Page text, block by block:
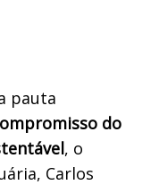
pauta
do
, o
Carlos